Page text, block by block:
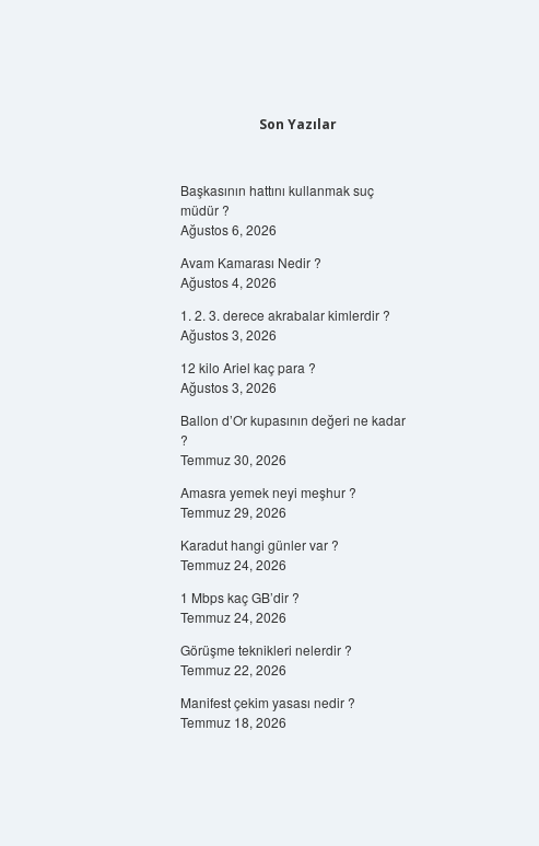
Son Yazılar
Başkasının hattını kullanmak suç
müdür ?
Ağustos 6, 2026
Avam Kamarası Nedir ?
Ağustos 4, 2026
1. 2. 3. derece akrabalar kimlerdir ?
Ağustos 3, 2026
12 kilo Ariel kaç para ?
Ağustos 3, 2026
Ballon d’Or kupasının değeri ne kadar
?
Temmuz 30, 2026
Amasra yemek neyi meşhur ?
Temmuz 29, 2026
Karadut hangi günler var ?
Temmuz 24, 2026
1 Mbps kaç GB’dir ?
Temmuz 24, 2026
Görüşme teknikleri nelerdir ?
Temmuz 22, 2026
Manifest çekim yasası nedir ?
Temmuz 18, 2026